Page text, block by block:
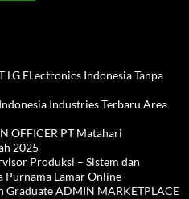
ELectronics Indonesia Tanpa
Industries Terbaru Area
OFFICER PT Matahari
2025
Produksi – Sistem dan
Purnama Lamar Online
Graduate ADMIN MARKETPLACE